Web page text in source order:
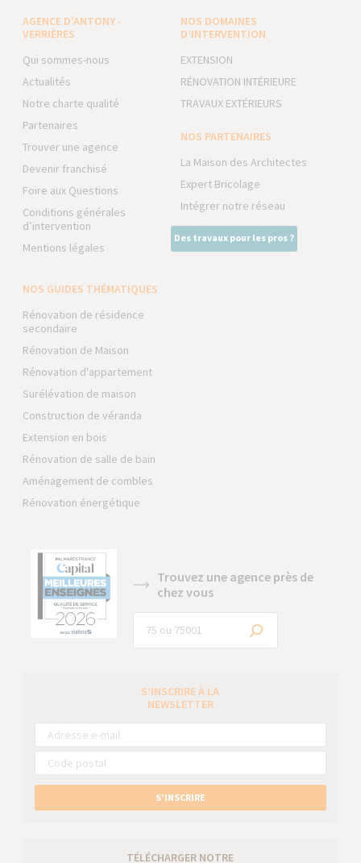
AGENCE D'ANTONY -
VERRIÈRES
Qui sommes-nous
Actualités
Notre charte qualité
Partenaires
Trouver une agence
Devenir franchisé
Foire aux Questions
Conditions générales
d’intervention
Mentions légales
NOS DOMAINES
D’INTERVENTION
EXTENSION
RÉNOVATION INTÉRIEURE
TRAVAUX EXTÉRIEURS
NOS PARTENAIRES
La Maison des Architectes
Expert Bricolage
Intégrer notre réseau
Des travaux pour les pros ?
NOS GUIDES THÉMATIQUES
Rénovation de résidence
secondaire
Rénovation de Maison
Rénovation d'appartement
Surélévation de maison
Construction de véranda
Extension en bois
Rénovation de salle de bain
Aménagement de combles
Rénovation énergétique
Trouvez une agence près de
chez vous
S’INSCRIRE À LA
NEWSLETTER
S’INSCRIRE
TÉLÉCHARGER NOTRE